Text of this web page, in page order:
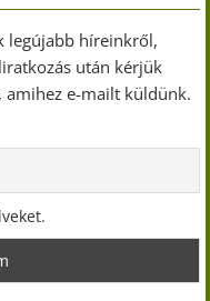
legújabb híreinkről,
után kérjük
amihez e-mailt küldünk.